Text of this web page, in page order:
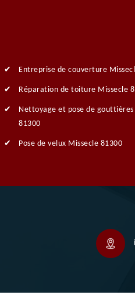
Entreprise de couverture
Réparation de toiture Missecle
Nettoyage et pose de gouttières
81300
Pose de velux Missecle 81300